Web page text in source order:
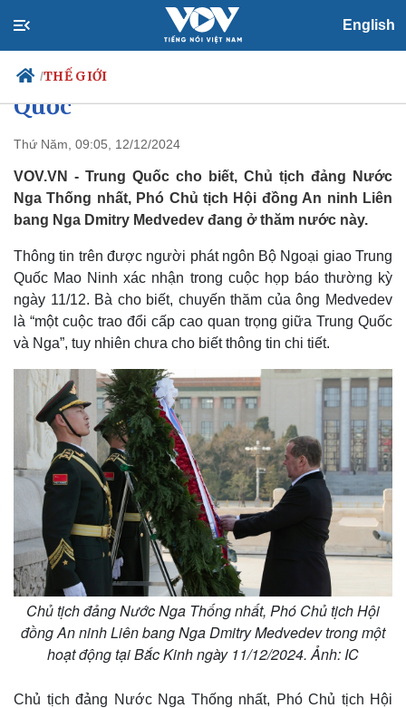
English
/THẾ GIỚI
Chính trị
Đảng
Tổ chức nhân sự
Nhận diện sự thật
Xã hội
Tin 24h
Dự báo thời tiết
Dấu ấn VOV
Việc làm
Biển đảo
Chủ tịch đảng Nước Nga Thống
nhất Medvedev thăm Trung
Quốc
Thứ Năm, 09:05, 12/12/2024
VOV.VN - Trung Quốc cho biết, Chủ tịch đảng Nước
Nga Thống nhất, Phó Chủ tịch Hội đồng An ninh Liên
bang Nga Dmitry Medvedev đang ở thăm nước này.
Thông tin trên được người phát ngôn Bộ Ngoại giao Trung
Quốc Mao Ninh xác nhận trong cuộc họp báo thường kỳ
ngày 11/12. Bà cho biết, chuyến thăm của ông Medvedev
là “một cuộc trao đổi cấp cao quan trọng giữa Trung Quốc
và Nga”, tuy nhiên chưa cho biết thông tin chi tiết.
Chủ tịch đảng Nước Nga Thống nhất, Phó Chủ tịch Hội
đồng An ninh Liên bang Nga Dmitry Medvedev trong một
hoạt động tại Bắc Kinh ngày 11/12/2024. Ảnh: IC
Chủ tịch đảng Nước Nga Thống nhất, Phó Chủ tịch Hội